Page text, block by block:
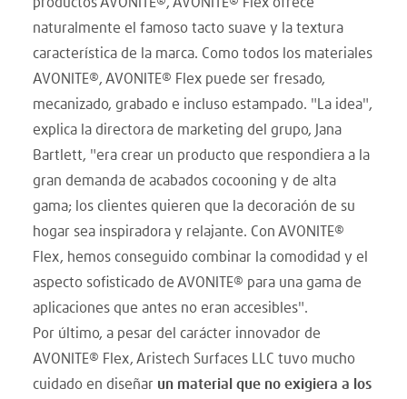
naturalmente el famoso tacto suave y la textura
característica de la marca. Como todos los materiales
AVONITE®, AVONITE® Flex puede ser fresado,
mecanizado, grabado e incluso estampado. "La idea",
explica la directora de marketing del grupo, Jana
Bartlett, "era crear un producto que respondiera a la
gran demanda de acabados cocooning y de alta
gama; los clientes quieren que la decoración de su
hogar sea inspiradora y relajante. Con AVONITE®
Flex, hemos conseguido combinar la comodidad y el
aspecto sofisticado de AVONITE® para una gama de
aplicaciones que antes no eran accesibles".
Por último, a pesar del carácter innovador de
AVONITE® Flex, Aristech Surfaces LLC tuvo mucho
cuidado en diseñar un material que no exigiera a los